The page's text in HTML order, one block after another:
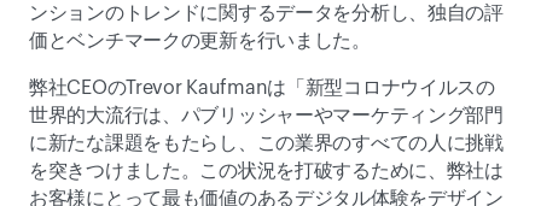
ンションのトレンドに関するデータを分析し、独自の評
価とベンチマークの更新を行いました。
弊社CEOのTrevor Kaufmanは「新型コロナウイルスの
世界的大流行は、パブリッシャーやマーケティング部門
に新たな課題をもたらし、この業界のすべての人に挑戦
を突きつけました。この状況を打破するために、弊社は
お客様にとって最も価値のあるデジタル体験をデザイン